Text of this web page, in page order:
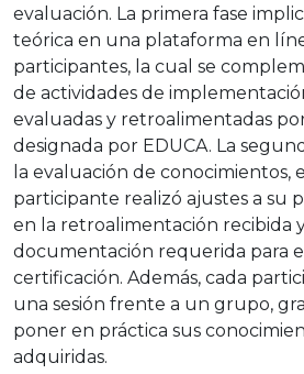
evaluación. La primera fase
teórica en una plataforma en
participantes, la cual se
de actividades de
evaluadas y retroalimentadas
designada por EDUCA. La
la evaluación de conocimientos,
participante realizó ajustes a su
en la retroalimentación recibida
documentación requerida para
certificación. Además, cada
una sesión frente a un grupo,
poner en práctica sus
adquiridas.